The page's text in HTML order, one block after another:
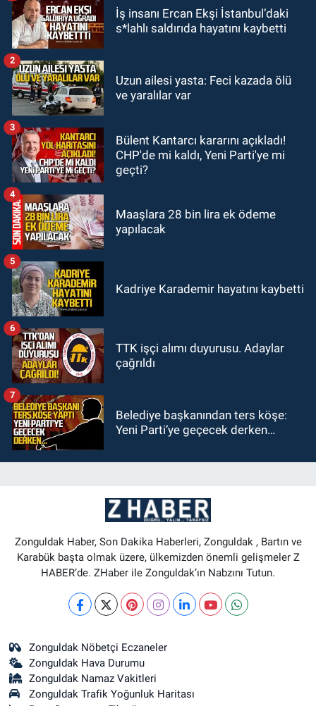
11:00
10:55İşçi servisi kaza yaptı...
GÜNDEM
10:06“Drakula” alarmı! Zonguldak,
Bartın ve Düzce tehdit altında
İş insanı Ercan Ekşi İstanbul’daki
s*lahlı saldırıda hayatını kaybetti
Uzun ailesi yasta: Feci kazada ölü
ve yaralılar var
2
Bülent Kantarcı kararını açıkladı!
CHP'de mi kaldı, Yeni Parti'ye mi
geçti?
3
Maaşlara 28 bin lira ek ödeme
yapılacak
4
Kadriye Karademir hayatını kaybetti
5
TTK işçi alımı duyurusu. Adaylar
çağrıldı
6
Belediye başkanından ters köşe:
Yeni Parti’ye geçecek derken…
7
Zonguldak Haber, Son Dakika Haberleri, Zonguldak , Bartın ve
Karabük başta olmak üzere, ülkemizden önemli gelişmeler Z
HABER’de. ZHaber ile Zonguldak’ın Nabzını Tutun.
Zonguldak Nöbetçi Eczaneler
Zonguldak Hava Durumu
Zonguldak Namaz Vakitleri
Zonguldak Trafik Yoğunluk Haritası